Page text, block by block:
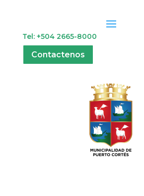
Tel: +504 2665-8000
Contactenos